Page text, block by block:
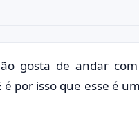
gosta de andar
é por isso que esse é